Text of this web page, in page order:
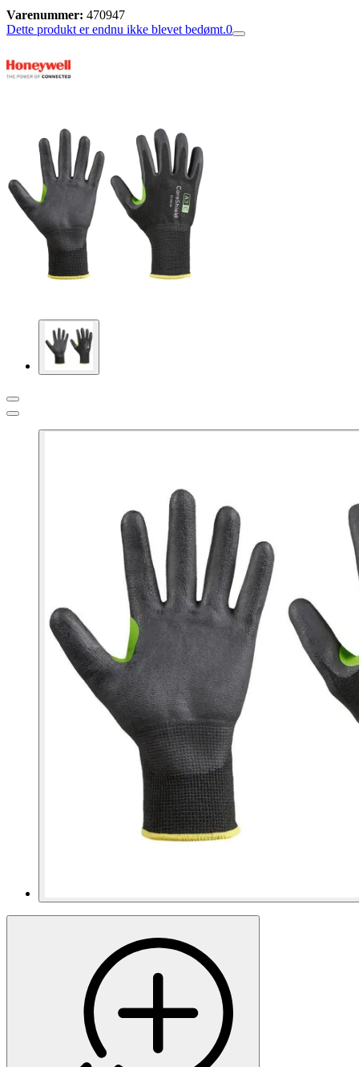
Varenummer: 470947
Dette produkt er endnu ikke blevet bedømt.0